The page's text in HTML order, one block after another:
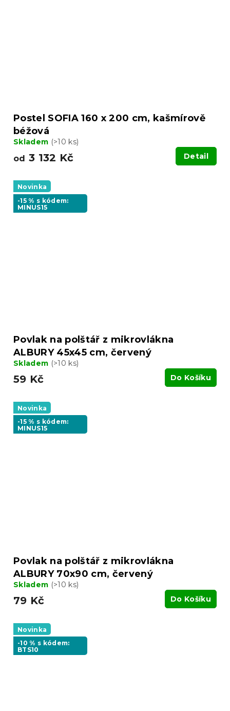
Postel SOFIA 160 x 200 cm, kašmírově
béžová
Skladem (>10 ks)
od 3 132 Kč Detail
Novinka
-15 % s kódem:
MINUS15
Povlak na polštář z mikrovlákna
ALBURY 45x45 cm, červený
Skladem (>10 ks)
59 Kč Do Košíku
Novinka
-15 % s kódem:
MINUS15
Povlak na polštář z mikrovlákna
ALBURY 70x90 cm, červený
Skladem (>10 ks)
79 Kč Do Košíku
Novinka
-10 % s kódem:
BTS10